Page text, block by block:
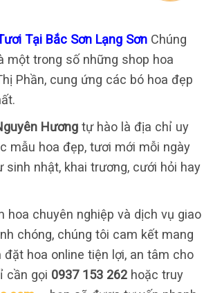
Tại Bắc Sơn Lạng Sơn Chúng
một trong số những shop hoa
Phần, cung ứng các bó hoa đẹp
Hương tự hào là địa chỉ uy
mẫu hoa đẹp, tươi mới mỗi ngày
sinh nhật, khai trương, cưới hỏi hay
hoa chuyên nghiệp và dịch vụ giao
chóng, chúng tôi cam kết mang
hoa online tiện lợi, an tâm cho
cần gọi 0937 153 262 hoặc truy